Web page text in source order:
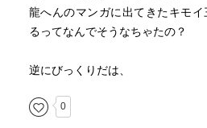
龍へんのマンガに出てきたキモ
るってなんでそうなちゃたの？
逆にびっくりだは、
0